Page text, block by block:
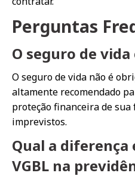
Perguntas
O seguro de
O seguro de vida não é
altamente recomendado
proteção financeira de sua
imprevistos.
Qual a diferença
VGBL na